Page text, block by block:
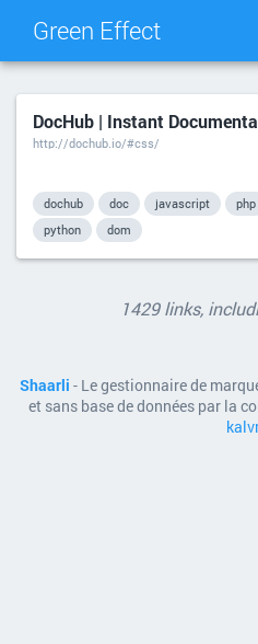
Green Effect
NUAGE DE TAGS
DocHub | Instant
http://dochub.io/#css/
dochub doc javascript php
python
dom
1429 links,
Shaarli - Le gestionnaire de
et sans base de données par la